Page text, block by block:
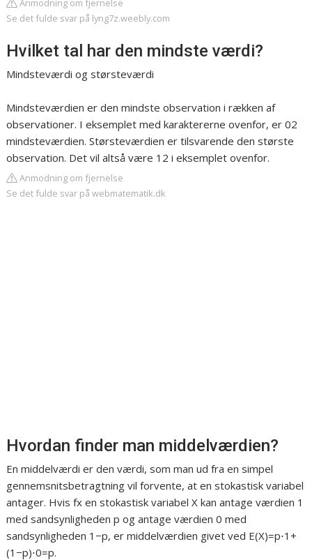
Anmodning om fjernelse
Se det fulde svar på lyng7z.weebly.com
Hvilket tal har den mindste værdi?
Mindsteværdi og størsteværdi
Mindsteværdien er den mindste observation i rækken af
observationer. I eksemplet med karaktererne ovenfor, er 02
mindsteværdien. Størsteværdien er tilsvarende den største
observation. Det vil altså være 12 i eksemplet ovenfor.
Anmodning om fjernelse
Se det fulde svar på webmatematik.dk
Hvordan finder man middelværdien?
En middelværdi er den værdi, som man ud fra en simpel
gennemsnitsbetragtning vil forvente, at en stokastisk variabel
antager. Hvis fx en stokastisk variabel X kan antage værdien 1
med sandsynligheden p og antage værdien 0 med
sandsynligheden 1−p, er middelværdien givet ved E(X)=p⋅1+
(1−p)⋅0=p.